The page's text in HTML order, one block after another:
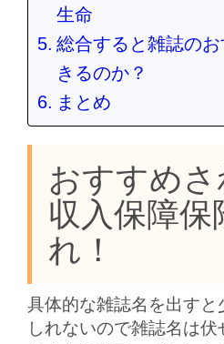
生命
総合すると雑誌の
きるのか？
まとめ
おすすめ
収入保障保
れ！
具体的な雑誌名を出すと
しれないので雑誌名は